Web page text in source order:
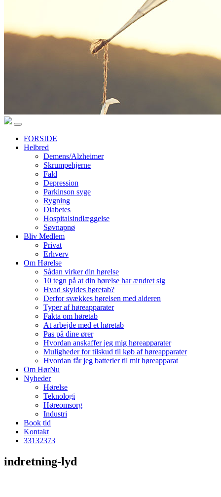
FORSIDE
Helbred
Demens/Alzheimer
Skrumpehjerne
Fald
Depression
Parkinson syge
Rygning
Diabetes
Hospitalsindlæggelse
Søvnapnø
Bliv Medlem
Privat
Erhverv
Om Hørelse
Sådan virker din hørelse
10 tegn på at din hørelse har ændret sig
Hvad skyldes høretab?
Derfor svækkes hørelsen med alderen
Typer af høreapparater
Fakta om høretab
At arbejde med et høretab
Pas på dine ører
Hvordan anskaffer jeg mig høreapparater
Muligheder for tilskud til køb af høreapparater
Hvordan får jeg batterier til mit høreapparat
Om HørNu
Nyheder
Hørelse
Teknologi
Høreomsorg
Industri
Book tid
Kontakt
33132373
indretning-lyd